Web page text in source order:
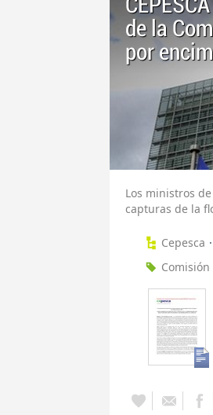
de la
por
Los ministros
capturas de la
Cepesca